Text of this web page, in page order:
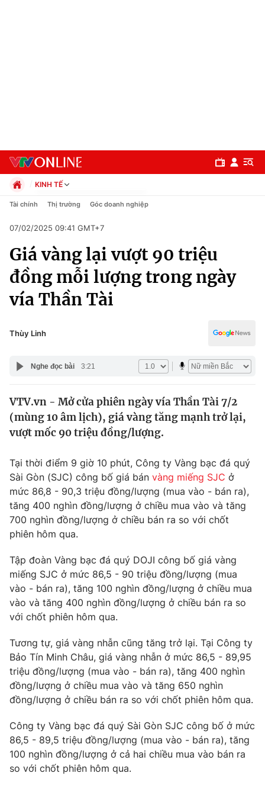
Chuyên mục
Chính trị
Xã hội
Pháp luật
Y tế
Thế giới
Tin tức
Câu chuyện quốc tế
Kinh tế
Tài chính
Thị trường
Góc doanh nghiệp
Dữ liệu và đời sống
Truyền hình
Phim VTV
Hậu trường
Nhân vật
Khán giả
Giải trí
Điện ảnh
Âm nhạc
Sao
Đời sống
Du lịch
Chất lượng cuộc sống
Giáo dục
Tuyển sinh
Học trực tuyến
Công nghệ
Hitech Công nghệ tương lai
Sản phẩm
Tư vấn
Giao lưu trực tuyến
Chuyên mục khác
KINH TẾ
Chính trị
Pháp luật
Kinh tế
Thể thao
Truyền hình
Văn hóa - Giải trí
Tài chính Thị trường Góc doanh nghiệp
07/02/2025 09:41 GMT+7
Giá vàng lại vượt 90 triệu
đồng mỗi lượng trong ngày
vía Thần Tài
Thùy Linh
Nghe đọc bài 3:21
VTV.vn - Mở cửa phiên ngày vía Thần Tài 7/2
(mùng 10 âm lịch), giá vàng tăng mạnh trở lại,
vượt mốc 90 triệu đồng/lượng.
Tại thời điểm 9 giờ 10 phút, Công ty Vàng bạc đá quý
Sài Gòn (SJC) công bố giá bán vàng miếng SJC ở
mức 86,8 - 90,3 triệu đồng/lượng (mua vào - bán ra),
tăng 400 nghìn đồng/lượng ở chiều mua vào và tăng
700 nghìn đồng/lượng ở chiều bán ra so với chốt
phiên hôm qua.
Tập đoàn Vàng bạc đá quý DOJI công bố giá vàng
miếng SJC ở mức 86,5 - 90 triệu đồng/lượng (mua
vào - bán ra), tăng 100 nghìn đồng/lượng ở chiều mua
vào và tăng 400 nghìn đồng/lượng ở chiều bán ra so
với chốt phiên hôm qua.
Tương tự, giá vàng nhẫn cũng tăng trở lại. Tại Công ty
Bảo Tín Minh Châu, giá vàng nhẫn ở mức 86,5 - 89,95
triệu đồng/lượng (mua vào - bán ra), tăng 400 nghìn
đồng/lượng ở chiều mua vào và tăng 650 nghìn
đồng/lượng ở chiều bán ra so với chốt phiên hôm qua.
Công ty Vàng bạc đá quý Sài Gòn SJC công bố ở mức
86,5 - 89,5 triệu đồng/lượng (mua vào - bán ra), tăng
100 nghìn đồng/lượng ở cả hai chiều mua vào bán ra
so với chốt phiên hôm qua.